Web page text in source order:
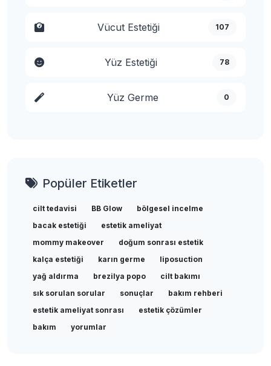
Vücut Estetiği 107
Yüz Estetiği 78
Yüz Germe 0
Popüler Etiketler
cilt tedavisi BB Glow
bölgesel incelme
bacak estetiği
estetik ameliyat
mommy makeover
doğum sonrası estetik
kalça estetiği
karın germe
liposuction
yağ aldırma
brezilya popo
cilt bakımı
sık sorulan sorular
sonuçlar
bakım rehberi
estetik ameliyat sonrası
estetik çözümler
bakım
yorumlar